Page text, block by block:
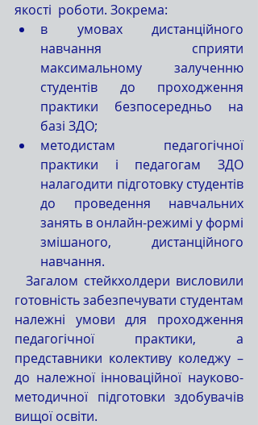
якості  роботи. Зокрема:
в умовах дистанційного
навчання сприяти
максимальному залученню
студентів до проходження
практики безпосередньо на
базі ЗДО;
методистам педагогічної
практики і педагогам ЗДО
налагодити підготовку студентів
до проведення навчальних
занять в онлайн-режимі у формі
змішаного, дистанційного
навчання.
готовність забезпечувати студентам
належні умови для проходження
педагогічної практики, а
представники колективу коледжу –
до належної інноваційної науково-
методичної підготовки здобувачів
вищої освіти.